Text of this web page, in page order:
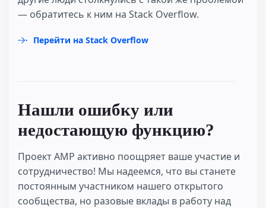
— обратитесь к ним на Stack Overflow.
Перейти на Stack Overflow
Нашли ошибку или
недостающую функцию?
Проект AMP активно поощряет ваше участие и
сотрудничество! Мы надеемся, что вы станете
постоянным участником нашего открытого
сообщества, но разовые вклады в работу над